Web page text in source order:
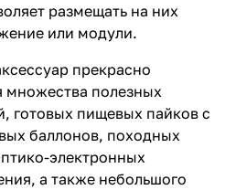
размещать на них
или модули.
прекрасно
множества полезных
готовых пищевых пайков с
баллонов, походных
электронных
а также небольшого